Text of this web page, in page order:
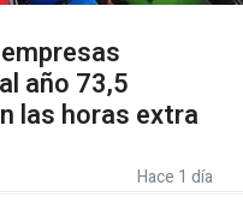
año 73,5
las horas extra
Hace 1 día